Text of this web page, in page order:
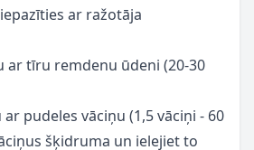
ar ražotāja
ar tīru remdenu ūdeni (20-30
pudeles vāciņu (1,5 vāciņi - 60
šķidruma un ielejiet to